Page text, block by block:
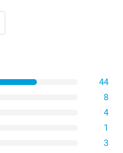
44
8
4
1
3